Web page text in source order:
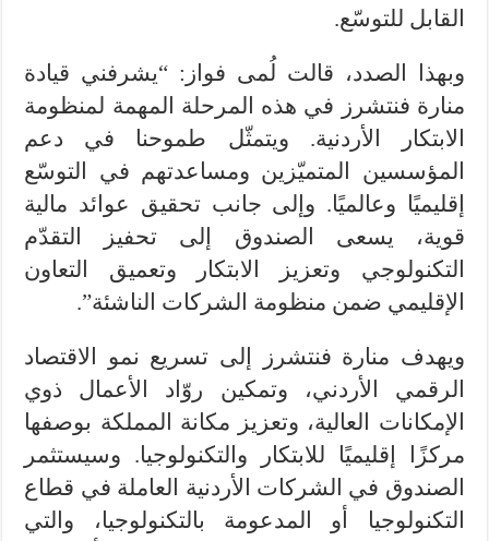
القابل للتوسّع.
وبهذا الصدد، قالت لُمى فواز: “يشرفني قيادة
منارة فنتشرز في هذه المرحلة المهمة لمنظومة
الابتكار الأردنية. ويتمثّل طموحنا في دعم
المؤسسين المتميّزين ومساعدتهم في التوسّع
إقليميًا وعالميًا. وإلى جانب تحقيق عوائد مالية
قوية، يسعى الصندوق إلى تحفيز التقدّم
التكنولوجي وتعزيز الابتكار وتعميق التعاون
الإقليمي ضمن منظومة الشركات الناشئة”.
ويهدف منارة فنتشرز إلى تسريع نمو الاقتصاد
الرقمي الأردني، وتمكين روّاد الأعمال ذوي
الإمكانات العالية، وتعزيز مكانة المملكة بوصفها
مركزًا إقليميًا للابتكار والتكنولوجيا. وسيستثمر
الصندوق في الشركات الأردنية العاملة في قطاع
التكنولوجيا أو المدعومة بالتكنولوجيا، والتي